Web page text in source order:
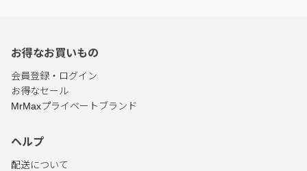
お得なお買いもの
会員登録・ログイン
お得なセール
MrMaxプライベートブランド
ヘルプ
配送について